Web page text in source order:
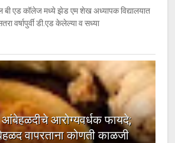
बी एड कॉलेज मध्ये झेड एम शेख अध्यापक विद्यालयात
वर्षापुर्वी डी.एड केलेल्या व सध्या
आंबेहळदीचे आरोग्यवर्धक फायदे;
वापरताना कोणती काळजी